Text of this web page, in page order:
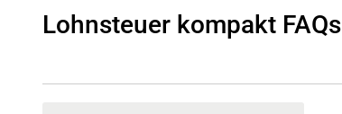
Lohnsteuer kompakt FAQs